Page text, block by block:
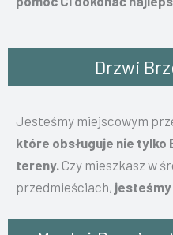
Drzwi
Jesteśmy miejscowym
które obsługuje nie tylko
tereny. Czy mieszkasz w
przedmieściach, jesteśmy